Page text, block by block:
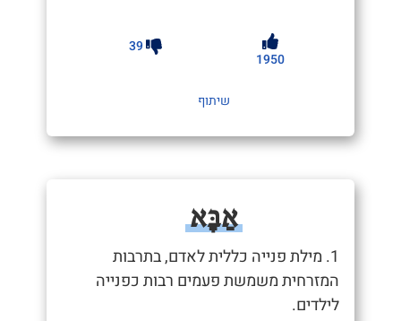
1950
39
שיתוף
אַבָּא
1. מילת פנייה כללית לאדם, בתרבות
המזרחית משמשת פעמים רבות כפנייה
לילדים.